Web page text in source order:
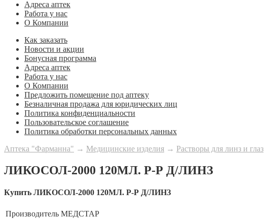
Адреса аптек
Работа у нас
О Компании
Как заказать
Новости и акции
Бонусная программа
Адреса аптек
Работа у нас
О Компании
Предложить помещение под аптеку
Безналичная продажа для юридических лиц
Политика конфиденциальности
Пользовательское соглашение
Политика обработки персональных данных
Аптека "Фарманна" → Медицинские изделия → Растворы для линз и глаз
ЛИКОСОЛ-2000 120МЛ. Р-Р Д/ЛИНЗ
Купить ЛИКОСОЛ-2000 120МЛ. Р-Р Д/ЛИНЗ
Производитель МЕДСТАР